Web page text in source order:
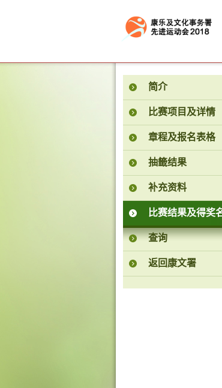
按“Tab”进入菜单
简介
比赛项目及详情
章程及报名表格
抽籤结果
补充资料
比赛结果及得奖
查询
返回康文署